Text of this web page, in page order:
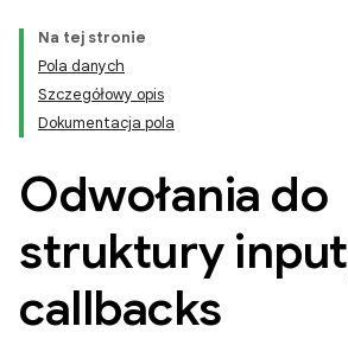
Na tej stronie
Pola danych
Szczegółowy opis
Dokumentacja pola
Odwołania do
struktury input
callbacks